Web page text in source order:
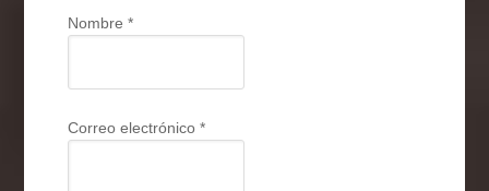
Nombre*
Correo electrónico*